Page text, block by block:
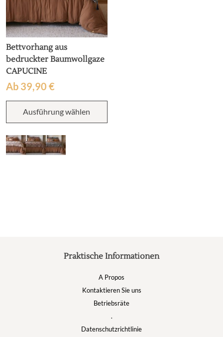
Bettvorhang aus
bedruckter Baumwollgaze
CAPUCINE
Ab 39,90 €
Ausführung wählen
Dieses
weist
Praktische Informationen
A Propos
Kontaktieren Sie uns
Betriebsräte
.
Datenschutzrichtlinie